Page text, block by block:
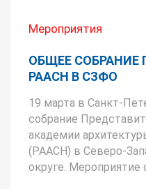
Мероприятия
ОБЩЕЕ СОБРАНИЕ
РААСН В СЗФО
19 марта в Санкт-
собрание
академии
(РААСН) в Северо-
округе. Мероприятие